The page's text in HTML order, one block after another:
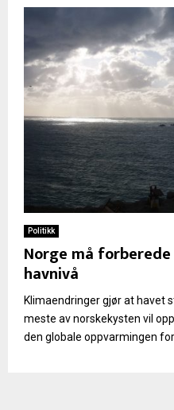
Politikk
Norge må
havnivå
Klimaendringer gjør at havet
meste av norskekysten vil
den globale oppvarmingen